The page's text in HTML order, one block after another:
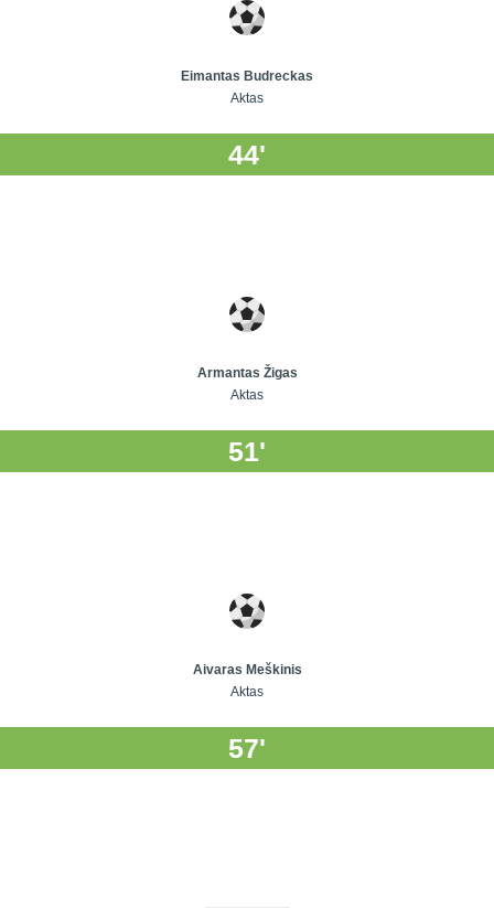
Eimantas Budreckas
Aktas
44'
Armantas Žigas
Aktas
51'
Aivaras Meškinis
Aktas
57'